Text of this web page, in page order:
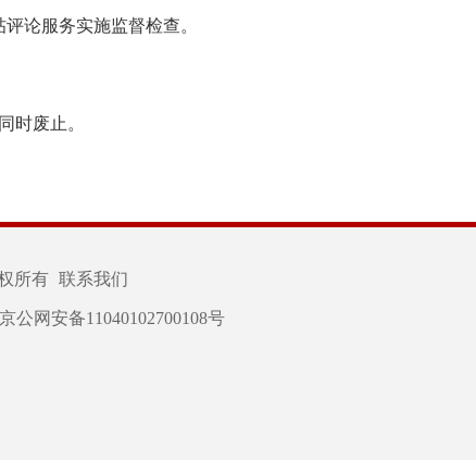
论服务实施监督检查。
时废止。
所有 联系我们
京公网安备11040102700108号